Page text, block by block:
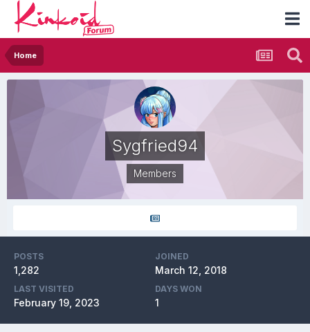
Home
Sygfried94
Members
POSTS
1,282
JOINED
March 12, 2018
LAST VISITED
February 19, 2023
DAYS WON
1